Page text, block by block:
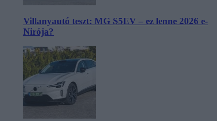
Villanyautó teszt: MG S5EV – ez lenne 2026 e-
Nirója?